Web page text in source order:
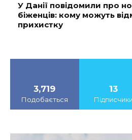
У Данії повідомили про
біженців: кому можуть
прихистку
3,719
Подобається
13
Підписчики